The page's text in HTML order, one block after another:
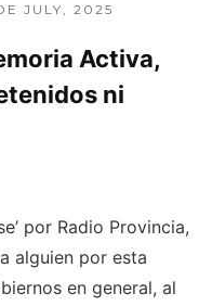
JULY, 2025
Activa,
ni
por Radio Provincia,
alguien por esta
en general, al